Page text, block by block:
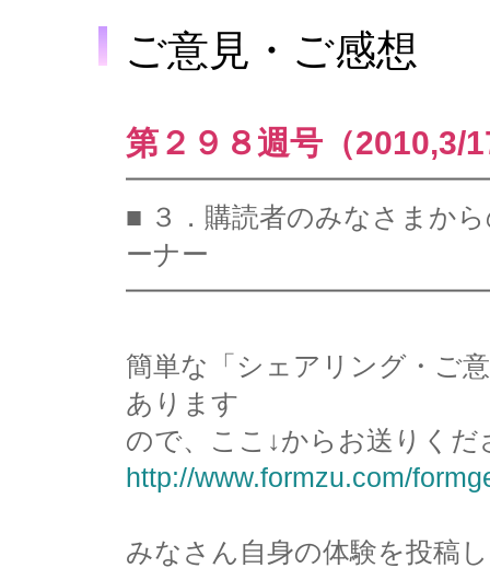
ご意見・ご感想
第２９８週号（2010,3/
■ ３．購読者のみなさまか
ーナー
簡単な「シェアリング・ご
あります
ので、ここ↓からお送りくだ
http://www.formzu.com/
みなさん自身の体験を投稿